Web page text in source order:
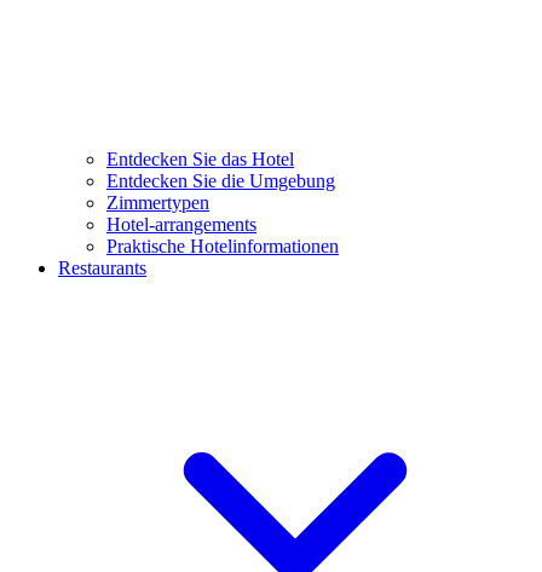
Entdecken Sie das Hotel
Entdecken Sie die Umgebung
Zimmertypen
Hotel-arrangements
Praktische Hotelinformationen
Restaurants